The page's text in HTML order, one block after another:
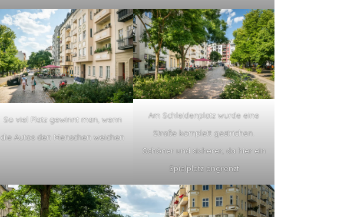
So viel Platz gewinnt man, wenn
die Autos den Menschen weichen
Am Schleidenplatz wurde eine
Straße komplett gestrichen.
Schöner und sicherer, da hier ein
Spielplatz angrenzt